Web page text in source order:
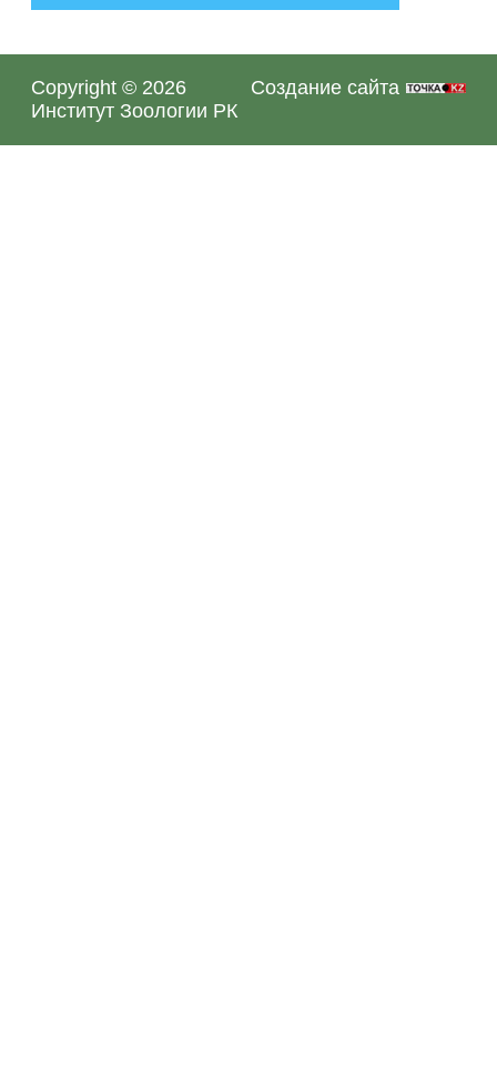
29.09.2022
Copyright © 2026
Институт Зоологии РК
Создание сайта